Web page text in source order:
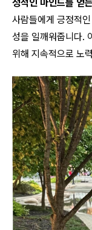
정적인 마인드를 얻
사람들에게 긍정적
성을 일깨워줍니다.
위해 지속적으로 노